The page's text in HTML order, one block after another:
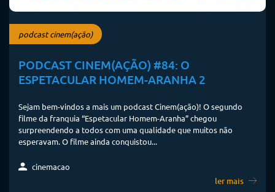
podcast cinem(ação)
PODCAST CINEM(AÇÃO) #84: O
ESPETACULAR HOMEM-ARANHA 2
Sejam bem-vindos a mais um podcast Cinem(ação)! O segundo
filme da franquia “Espetacular Homem-Aranha” chegou
surpreendendo a todos com uma qualidade que muitos não
esperavam. O filme ainda conquistou...
cinemacao
ler mais